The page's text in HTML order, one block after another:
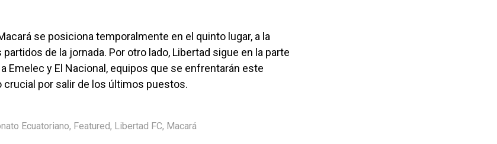
se posiciona temporalmente en el quinto lugar, a la
de la jornada. Por otro lado, Libertad sigue en la parte
Emelec y El Nacional, equipos que se enfrentarán este
crucial por salir de los últimos puestos.
Ecuatoriano, Featured, Libertad FC, Macará